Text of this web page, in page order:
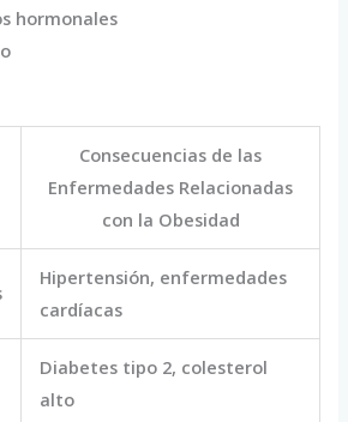
hormonales
Consecuencias de las
Enfermedades Relacionadas
con la Obesidad
Hipertensión, enfermedades
cardíacas
Diabetes tipo 2, colesterol
alto